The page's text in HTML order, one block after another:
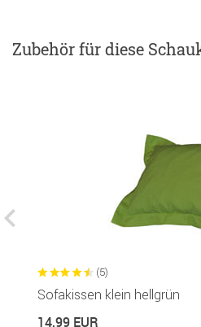
Zubehörfür diese
(5)
Sofakissen klein hellgrün
14,99 EUR